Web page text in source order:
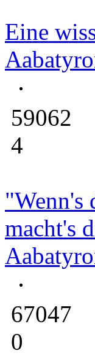
Eine
59062
4
"Wenn's
macht's
67047
0